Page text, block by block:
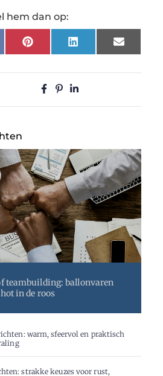
teambuilding: ballonvaren
in de roos
warm, sfeervol en praktisch
strakke keuzes voor rust,
hem dan op:
Pinterest LinkedIn Email